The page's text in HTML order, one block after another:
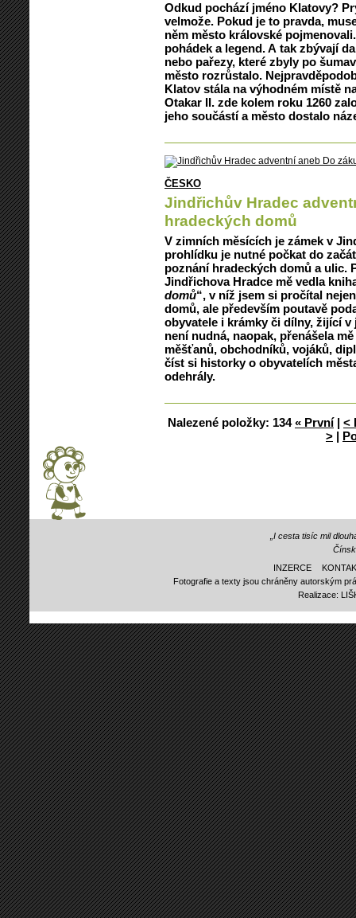
Odkud pochází jméno Klatovy?
velmože. Pokud je to pravda,
něm město královské
pohádek a legend. A tak zbývají
nebo pařezy, které zbyly po
město rozrůstalo.
Klatov stála na výhodném místě
Otakar II. zde kolem roku 1260
jeho součástí a město dostalo
ČESKO
Jindřichův Hradec
hradeckých domů
V zimních měsících je zámek v
prohlídku je nutné počkat do
poznání hradeckých domů a ulic.
Jindřichova Hradce mě vedla
domů“, v níž jsem si pročítal
domů, ale především poutavě
obyvatele i krámky či dílny, žijící
není nudná, naopak, přenášela
měšťanů, obchodníků, vojáků,
číst si historky o obyvatelích
odehrály.
Nalezené položky: 134 « První| <
> |
„I cesta tisíc mil
INZERCE
Fotografie a texty jsou chráněny autorským
Realizace: